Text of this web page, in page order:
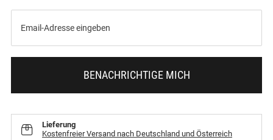
BENACHRICHTIGE MICH
Lieferung
Kostenfreier Versand nach Deutschland und Österreich